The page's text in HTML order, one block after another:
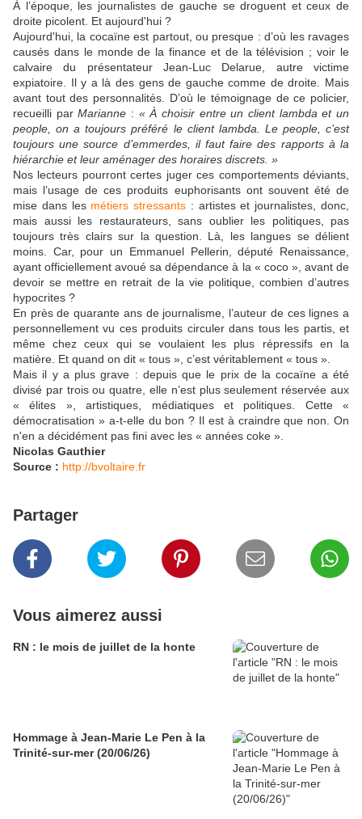
À l’époque, les journalistes de gauche se droguent et ceux de
droite picolent. Et aujourd'hui ?
Aujourd'hui, la cocaïne est partout, ou presque : d’où les ravages
causés dans le monde de la finance et de la télévision ; voir le
calvaire du présentateur Jean-Luc Delarue, autre victime
expiatoire. Il y a là des gens de gauche comme de droite. Mais
avant tout des personnalités. D’où le témoignage de ce policier,
recueilli parMarianne : « À choisir entre un client lambda et un
people, on a toujours préféré le client lambda. Le people, c’est
toujours une source d’emmerdes, il faut faire des rapports à la
hiérarchie et leur aménager des horaires discrets. »
Nos lecteurs pourront certes juger ces comportements déviants,
mais l’usage de ces produits euphorisants ont souvent été de
mise dans lesmétiers stressants : artistes et journalistes, donc,
mais aussi les restaurateurs, sans oublier les politiques, pas
toujours très clairs sur la question. Là, les langues se délient
moins. Car, pour un Emmanuel Pellerin, député Renaissance,
ayant officiellement avoué sa dépendance à la « coco », avant de
devoir se mettre en retrait de la vie politique, combien d’autres
hypocrites ?
En près de quarante ans de journalisme, l’auteur de ces lignes a
personnellement vu ces produits circuler dans tous les partis, et
même chez ceux qui se voulaient les plus répressifs en la
matière. Et quand on dit « tous », c’est véritablement « tous ».
Mais il y a plus grave : depuis que le prix de la cocaïne a été
divisé par trois ou quatre, elle n’est plus seulement réservée aux
« élites », artistiques, médiatiques et politiques. Cette «
démocratisation » a-t-elle du bon ? Il est à craindre que non. On
n'en a décidément pas fini avec les « années coke ».
Nicolas Gauthier
Source : http://bvoltaire.fr
Partager
Vous aimerez aussi
RN : le mois de juillet de la honte
Hommage à Jean-Marie Le Pen à la
Trinité-sur-mer (20/06/26)